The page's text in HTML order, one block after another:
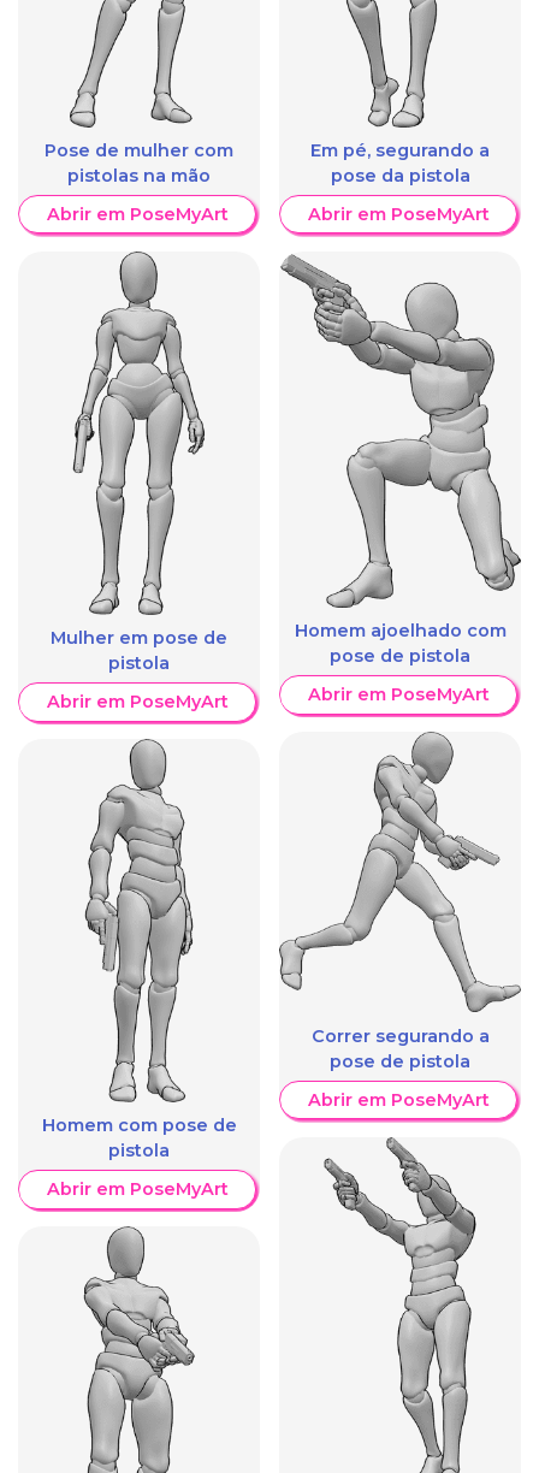
Pose de mulher com
pistolas na mão
Abrir em PoseMyArt
Mulher em pose de
pistola
Abrir em PoseMyArt
Homem com pose de
pistola
Abrir em PoseMyArt
Em pé, segurando a
pose da pistola
Abrir em PoseMyArt
Homem ajoelhado com
pose de pistola
Abrir em PoseMyArt
Correr segurando a
pose de pistola
Abrir em PoseMyArt